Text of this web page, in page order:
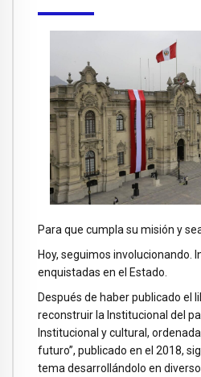
Para que cumpla su misión y
Hoy, seguimos involucionando.
enquistadas en el Estado.
Después de haber publicado el
reconstruir la Institucional del
Institucional y cultural,
futuro”, publicado en el 2018,
tema desarrollándolo en